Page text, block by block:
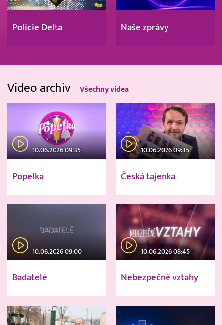
Policie Delta Naše zprávy
Video archiv Všechny videa
10.06.2026 09:35
Popelka
10.06.2026 09:35
Česká tajenka
10.06.2026 09:00
Badatelé
10.06.2026 08:45
Nebezpečné vztahy